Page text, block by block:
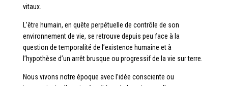
vitaux.
L’être humain, en quête perpétuelle de contrôle de son
environnement de vie, se retrouve depuis peu face à la
question de temporalité de l’existence humaine et à
l’hypothèse d’un arrêt brusque ou progressif de la vie sur terre.
Nous vivons notre époque avec l’idée consciente ou